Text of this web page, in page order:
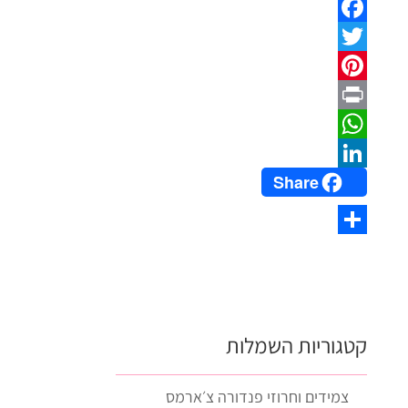
Facebook
Twitter
Pinterest
Print
WhatsApp
LinkedIn
Share
קטגוריות השמלות
צמידים וחרוזי פנדורה צ׳ארמס